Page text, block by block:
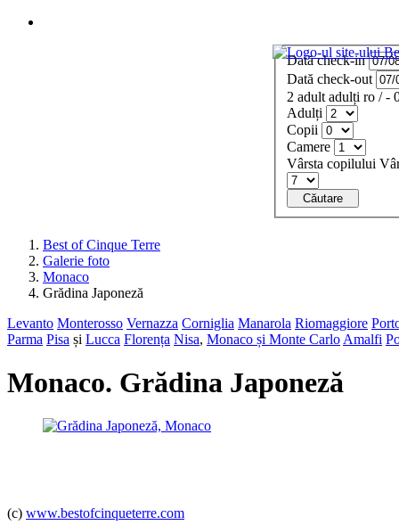
Dată check-in
Dată check-out
2 adult adulți ro / -
Adulți
Copii
Camere
Vârsta copilului
Căutare
Best of Cinque Terre
Galerie foto
Monaco
Grădina Japoneză
Levanto Monterosso Vernazza Corniglia Manarola Riomaggiore
Parma Pisa și Lucca Florența Nisa, Monaco și Monte Carlo Amalfi
Monaco. Grădina Japoneză
(c) www.bestofcinqueterre.com